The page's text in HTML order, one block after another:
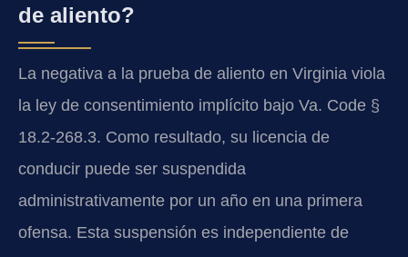
de aliento?
La negativa a la prueba de aliento en Virginia viola
la ley de consentimiento implícito bajo Va. Code §
18.2-268.3. Como resultado, su licencia de
conducir puede ser suspendida
administrativamente por un año en una primera
ofensa. Esta suspensión es independiente de